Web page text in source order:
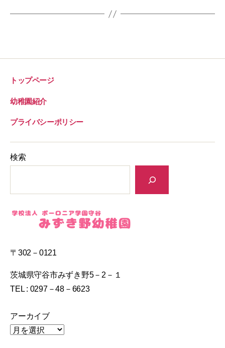
トップページ
幼稚園紹介
プライバシーポリシー
検索
〒302－0121
茨城県守谷市みずき野5－2－１
TEL : 0297－48－6623
アーカイブ